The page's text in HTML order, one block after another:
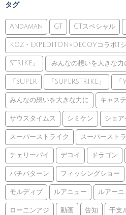
タグ
Andaman GT GTスペシャル
KOZ・EXPEDITON×DECOYコラボT
STRIKE」 ”みんなの想いを大きな力
「SUPER 「SUPERSTRIKE」
みんなの想いを大きな力に キャス
サウスタイムス シミケン ショア
スーパーストライク スーパースト
チェリーパイ デコイ ドラゴン
バチパターン フィッシングショー
モルディブ ルアニュー ルアーニ
ローニンアジ 動画 告知 干支